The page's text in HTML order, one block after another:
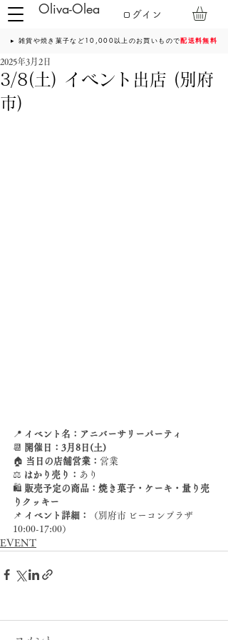
ログイン
▸ 雑貨や焼き菓子など10,000以上のお買いもので配送料無料
Oliva-Olea
3/8(土) イベント出店 (別府
市)
2025年3月2日
📍 イベント名：アニバーサリーパーティ
📆
開催日：3月8日(土)
🏠 当日の店舗営業： 営業
⚖ はかり売り： あり
🛍 販売予定の商品：焼き菓子・ケーキ・量り売
りクッキー
📌 イベント詳細：
（別府市 ビーコンプラザ
10:00-17:00）
EVENT